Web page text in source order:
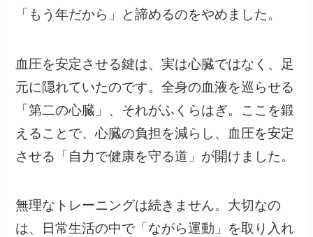
「もう年だから」と諦めるのをやめました。
血圧を安定させる鍵は、実は心臓ではなく、足
元に隠れていたのです。全身の血液を巡らせる
「第二の心臓」、それがふくらはぎ。ここを鍛
えることで、心臓の負担を減らし、血圧を安定
させる「自力で健康を守る道」が開けました。
無理なトレーニングは続きません。大切なの
は、日常生活の中で「ながら運動」を取り入れ